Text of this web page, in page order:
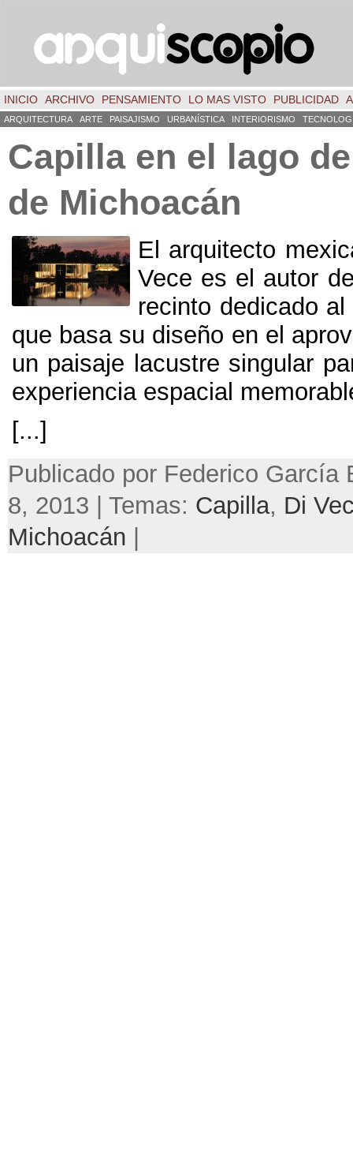
INICIO ARCHIVO PENSAMIENTO LO MAS VISTO PUBLICIDAD
ARQUITECTURA ARTE PAISAJISMO URBANÍSTICA INTERIORISMO
Capilla en el lago
de Michoacán
El arquitecto
Vece es el autor
recinto dedicado
que basa su diseño en el
un paisaje lacustre singular
experiencia espacial
[...]
Publicado por Federico García
8, 2013 | Temas: Capilla, Di
Michoacán